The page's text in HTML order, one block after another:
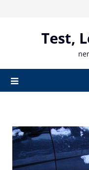
Test,